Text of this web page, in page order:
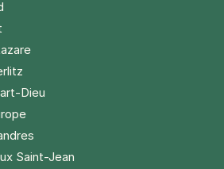
Dieu
Saint-Jean